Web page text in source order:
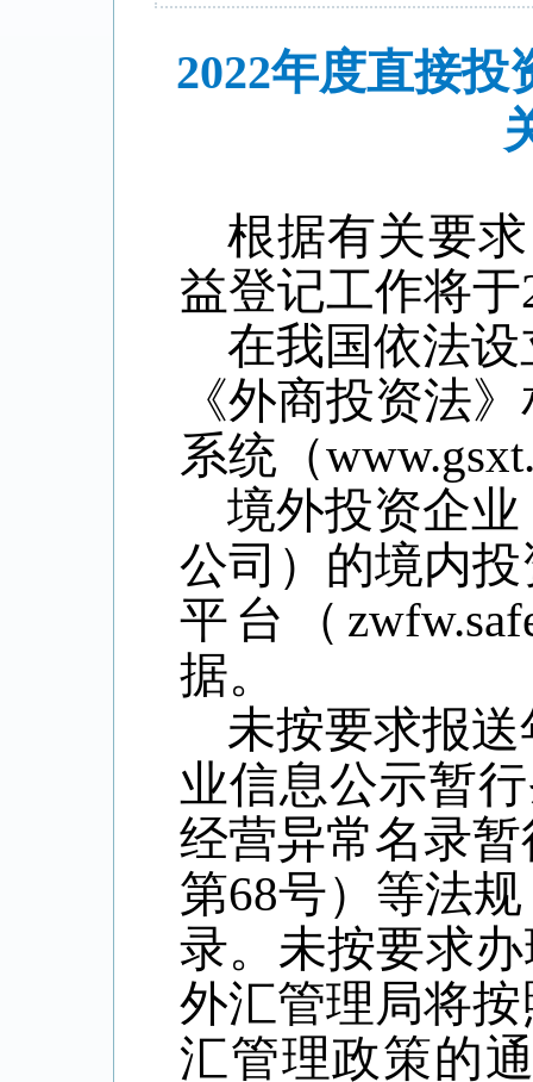
2022年度直接
根据有关要
益登记工作将于
在我国依法
《外商投资法
系统（
境外投资企
公司）的境内
平台（
据。
未按要求报
业信息公示暂
经营异常名录
第68号）等法
录。未按要求
外汇管理局将
汇管理政策的